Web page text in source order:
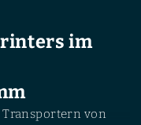
im
Transportern von